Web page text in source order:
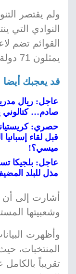
ولم يقتصر
النوادي التي
يمثلون 71 دولة حول العالم.
قد يعجبك أيضا
عاجل: ريال
صادم… كتالوني
حصري:
قبل لقاء
ميسي؟!
عاجل: بلجيكا
مذل للبلد
أشارت إلى أن
وشعبيتها
وأظهرت
المنتخبات،
تقريباً